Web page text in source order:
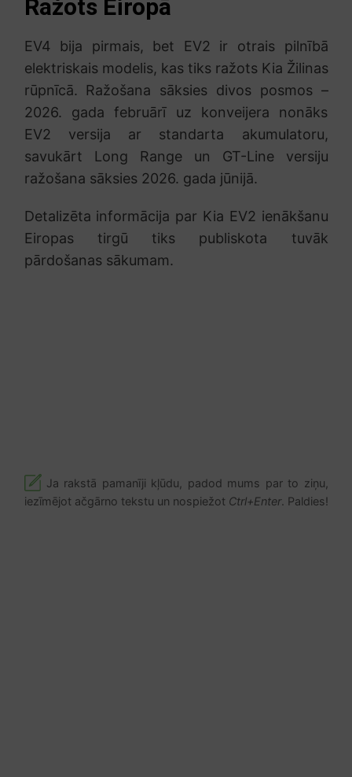
Ražots Eiropā
EV4 bija pirmais, bet EV2 ir otrais pilnībā
elektriskais modelis, kas tiks ražots Kia Žilinas
rūpnīcā. Ražošana sāksies divos posmos –
2026. gada februārī uz konveijera nonāks
EV2 versija ar standarta akumulatoru,
savukārt Long Range un GT-Line versiju
ražošana sāksies 2026. gada jūnijā.
Detalizēta informācija par Kia EV2 ienākšanu
Eiropas tirgū tiks publiskota tuvāk
pārdošanas sākumam.
Ja rakstā pamanīji kļūdu, padod mums par to ziņu,
iezīmējot ačgārno tekstu un nospiežot Ctrl+Enter. Paldies!